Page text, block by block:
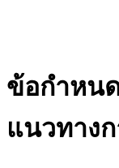
ข้อกำหน
แนวทาง